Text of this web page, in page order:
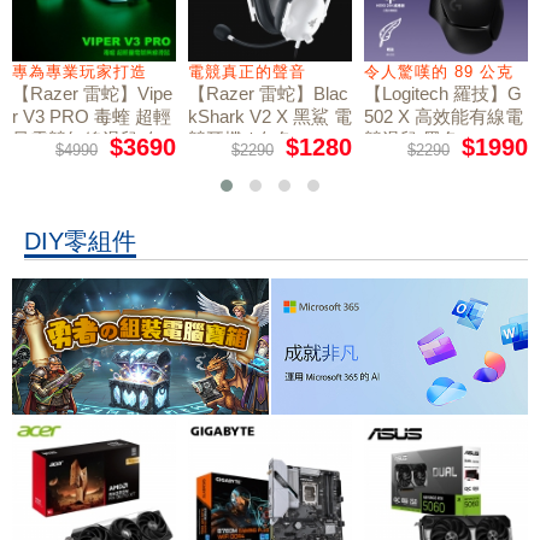
電競真正的聲音
【Razer 雷蛇】Blac
kShark V2 X 黑鯊 電
競耳機 / 白色
$2290 $1280
令人驚嘆的 89 公克
【Logitech 羅技】G
502 X 高效能有線電
競滑鼠 黑色
$2290 $1990
6/26-8/31 電競鍵盤，
預購【ASUS 華碩】
ROG Azoth Extreme
電競鍵盤｜雪軸《20
周年限量版》
$18900 $18900
DIY零組件